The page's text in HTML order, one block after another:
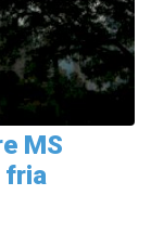
MS
fria